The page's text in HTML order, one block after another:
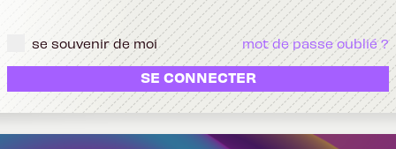
se souvenir de moi mot de passe oublié ?
SE CONNECTER